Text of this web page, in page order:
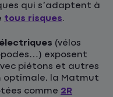
qui s’adaptent à
tous risques.
(vélos
exposent
piétons et autres
optimale, la Matmut
comme 2R